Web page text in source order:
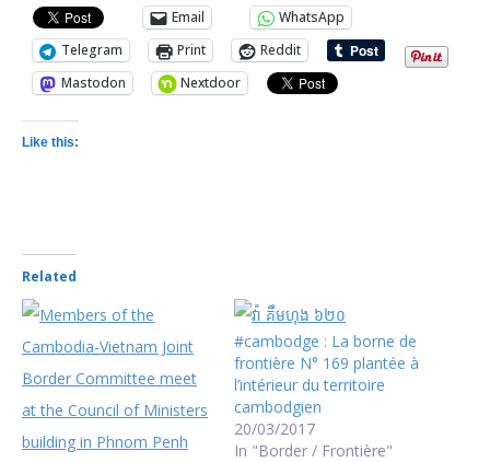
Email
WhatsApp
Telegram
Print
Reddit
Mastodon
Nextdoor
Like this:
Related
#cambodge : La borne de
frontière N° 169 plantée à
l’intérieur du territoire
cambodgien
20/03/2017
In "Border / Frontière"